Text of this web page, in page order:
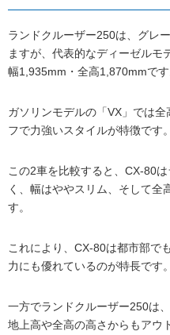
ランドクルーザー250は、グレ
ますが、代表的なディーゼル
幅1,935mm・全高1,870mmです
ガソリンモデルの「VX」では
フで力強いスタイルが特徴です。
この2車を比較すると、CX-80
く、幅はややスリム、そして全
す。
これにより、CX-80は都市部で
力にも優れているのが特長です。
一方でランドクルーザー250は
地上高や全高の高さからもアウ